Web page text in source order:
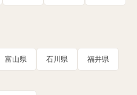
富山県 石川県 福井県